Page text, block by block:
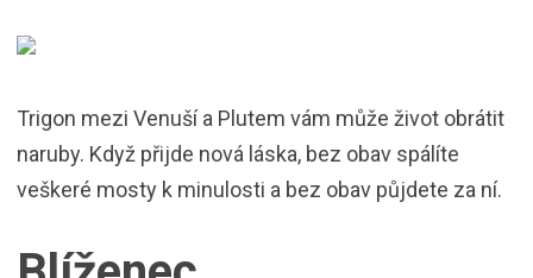
Trigon mezi Venuší a Plutem vám může život obrátit
naruby. Když přijde nová láska, bez obav spálíte
veškeré mosty k minulosti a bez obav půjdete za ní.